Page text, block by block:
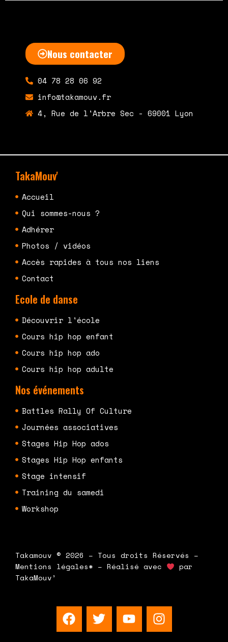
Nous contacter
04 78 28 06 92
info@takamouv.fr
4, Rue de l'Arbre Sec - 69001 Lyon
TakaMouv'
Accueil
Qui sommes-nous ?
Adhérer
Photos / vidéos
Accès rapides à tous nos liens
Contact
Ecole de danse
Découvrir l'école
Cours hip hop enfant
Cours hip hop ado
Cours hip hop adulte
Nos événements
Battles Rally Of Culture
Journées associatives
Stages Hip Hop ados
Stages Hip Hop enfants
Stage intensif
Training du samedi
Workshop
Takamouv © 2026 – Tous droits Réservés –
Mentions légales* – Réalisé avec
par
TakaMouv’
F
a
T
w
Y
o
I
n